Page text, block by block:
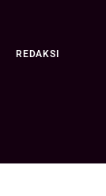
REDAKSI